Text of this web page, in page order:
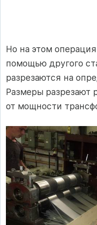
Но на этом
помощью другого
разрезаются на
Размеры разрезают
от мощности